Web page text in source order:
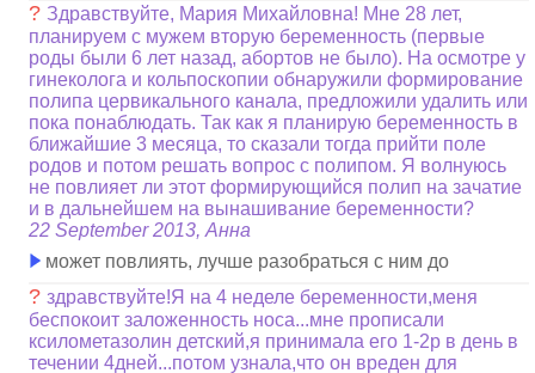
? Здравствуйте, Мария Михайловна! Мне 28 лет,
планируем с мужем вторую беременность (первые
роды были 6 лет назад, абортов не было). На осмотре у
гинеколога и кольпоскопии обнаружили формирование
полипа цервикального канала, предложили удалить или
пока понаблюдать. Так как я планирую беременность в
ближайшие 3 месяца, то сказали тогда прийти поле
родов и потом решать вопрос с полипом. Я волнуюсь
не повлияет ли этот формирующийся полип на зачатие
и в дальнейшем на вынашивание беременности?
22 September 2013, Анна
может повлиять, лучше разобраться с ним до
?здравствуйте!Я на 4 неделе беременности,меня
беспокоит заложенность носа...мне прописали
ксилометазолин детский,я принимала его 1-2р в день в
течении 4дней...потом узнала,что он вреден для